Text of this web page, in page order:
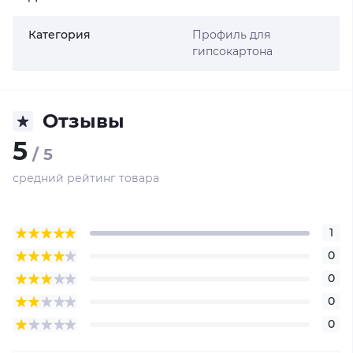
Категория
Профиль для
гипсокартона
Отзывы
5 / 5
средний рейтинг товара
1
0
0
0
0